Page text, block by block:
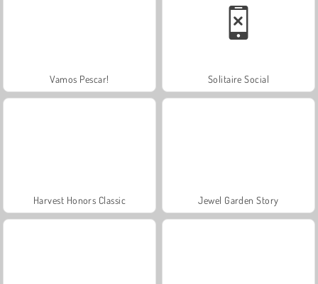
Vamos Pescar! Solitaire Social
Harvest Honors Classic Jewel Garden Story